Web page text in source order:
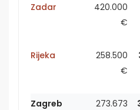
Zadar
420.000
€
Rijeka
258.500
€
Zagreb
273.673